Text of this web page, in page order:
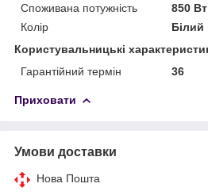
Споживана потужність
850 Вт
Колір
Білий
Користувальницькі
Гарантійний термін
36
Приховати
Умови доставки
Нова Пошта